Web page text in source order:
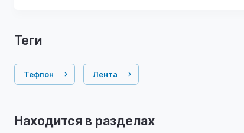
теги
Тефлон Лента
Находится в разделах